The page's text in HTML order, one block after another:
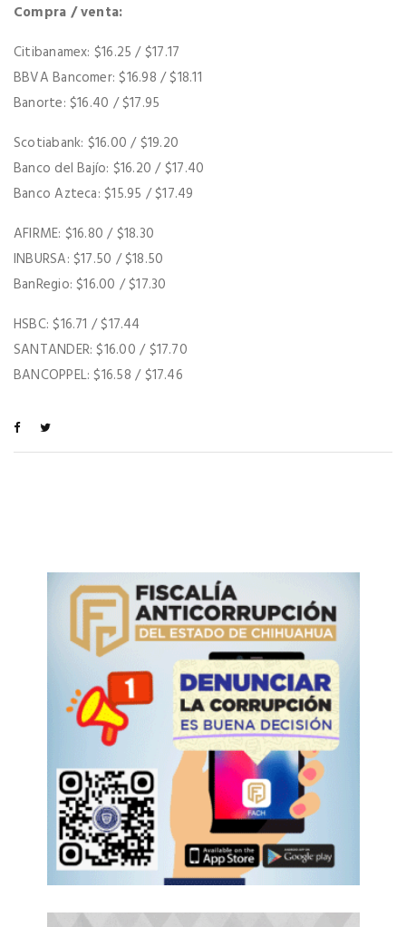
Compra / venta:
Citibanamex: $16.25 / $17.17
BBVA Bancomer: $16.98 / $18.11
Banorte: $16.40 / $17.95
Scotiabank: $16.00 / $19.20
Banco del Bajío: $16.20 / $17.40
Banco Azteca: $15.95 / $17.49
AFIRME: $16.80 / $18.30
INBURSA: $17.50 / $18.50
BanRegio: $16.00 / $17.30
HSBC: $16.71 / $17.44
SANTANDER: $16.00 / $17.70
BANCOPPEL: $16.58 / $17.46